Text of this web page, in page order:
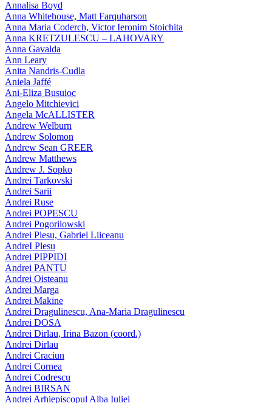
Annalisa Boyd
Anna Whitehouse, Matt Farquharson
Anna Maria Coderch, Victor Ieronim Stoichita
Anna KRETZULESCU – LAHOVARY
Anna Gavalda
Ann Leary
Anita Nandris-Cudla
Aniela Jaffé
Ani-Eliza Busuioc
Angelo Mitchievici
Angela McALLISTER
Andrew Welburn
Andrew Solomon
Andrew Sean GREER
Andrew Matthews
Andrew J. Sopko
Andrei Tarkovski
Andrei Sarii
Andrei Ruse
Andrei POPESCU
Andrei Pogorilowski
Andrei Plesu, Gabriel Liiceanu
AndreI Plesu
Andrei PIPPIDI
Andrei PANTU
Andrei Oisteanu
Andrei Marga
Andrei Makine
Andrei Dragulinescu, Ana-Maria Dragulinescu
Andrei DOSA
Andrei Dirlau, Irina Bazon (coord.)
Andrei Dirlau
Andrei Craciun
Andrei Cornea
Andrei Codrescu
Andrei BIRSAN
Andrei Arhiepiscopul Alba Iuliei